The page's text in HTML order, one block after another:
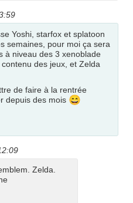
Yoshi, starfox et splatoon
semaines, pour moi ça sera
à niveau des 3 xenoblade
des jeux, et Zelda
de faire à la rentrée
depuis des mois 😄
Zelda.